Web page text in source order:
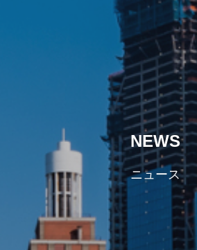
NEWS
ニュース